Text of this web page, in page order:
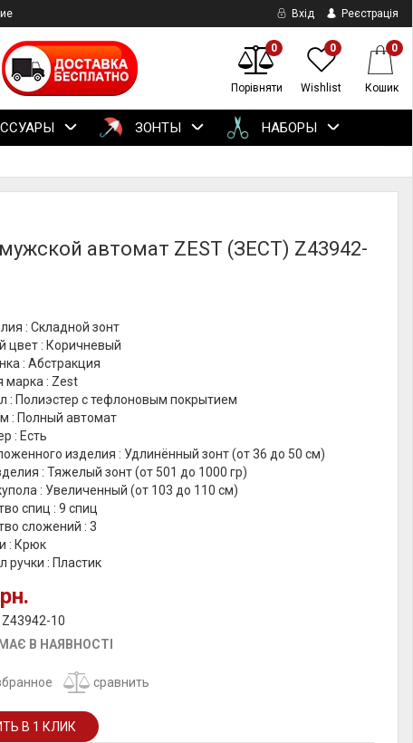
Вхід Реєстрація
0
Порівняти
0
Wishlist
0
Кошик
ЗОНТЫ НАБОРЫ
автомат ZEST (ЗЕСТ) Z43942-
: Складной зонт
цвет : Коричневый
: Абстракция
марка : Zest
: Полиэстер с тефлоновым покрытием
: Полный автомат
: Есть
изделия : Удлинённый зонт (от 36 до 50 см)
: Тяжелый зонт (от 501 до 1000 гр)
: Увеличенный (от 103 до 110 см)
спиц : 9 спиц
сложений : 3
: Крюк
ручки : Пластик
Z43942-10
В НАЯВНОСТІ
сравнить